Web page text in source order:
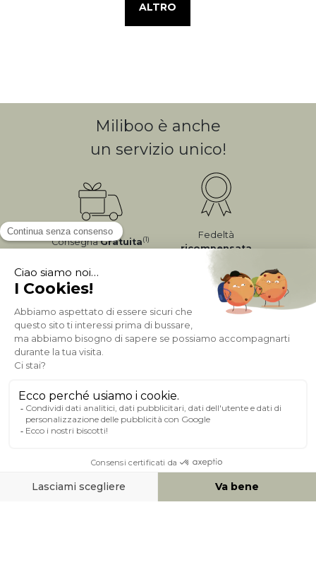
ALTRO
Miliboo è anche
un servizio unico!
ConsegnaGratuita(1)
Fedeltà
ricompensata
Pagamento sicuro
A PROPOSITO DI MILIBOO
AIUTO & CONTATTO